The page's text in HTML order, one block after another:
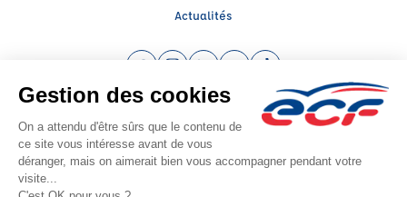
Actualités
Instagram (nouvelle fenêtre)
LinkedIn (nouvelle fenêtre)
YouTube (nouvelle fenêtre)
TikTok (nouvelle
Raison sociale : ECOLE DE CONDUITE FRIESS - Capital social: 1000€
SIREN: 840067391 - Numéro de TVA intracommunautaire: FR 80 840067391
Agrément n°E1806700220
Siège social : 7 A, Place de la Liberté , BRUMATH (67170) - Représentant légal :